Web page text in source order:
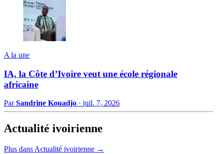
A la une
IA, la Côte d’Ivoire veut une école régionale
africaine
ParSandrine Kouadjo · juil. 7, 2026
Actualité ivoirienne
Plus dans Actualité ivoirienne →